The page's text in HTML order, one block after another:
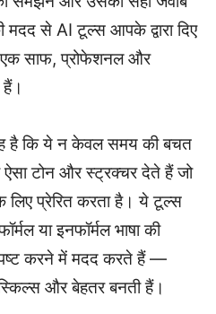
मदद से AI टूल्स आपके द्वारा दिए
साफ, प्रोफेशनल और
है कि ये न केवल समय की बचत
टोन और स्ट्रक्चर देते हैं जो
लिए प्रेरित करता है। ये टूल्स
या इनफॉर्मल भाषा की
करने में मदद करते हैं —
और बेहतर बनती हैं।